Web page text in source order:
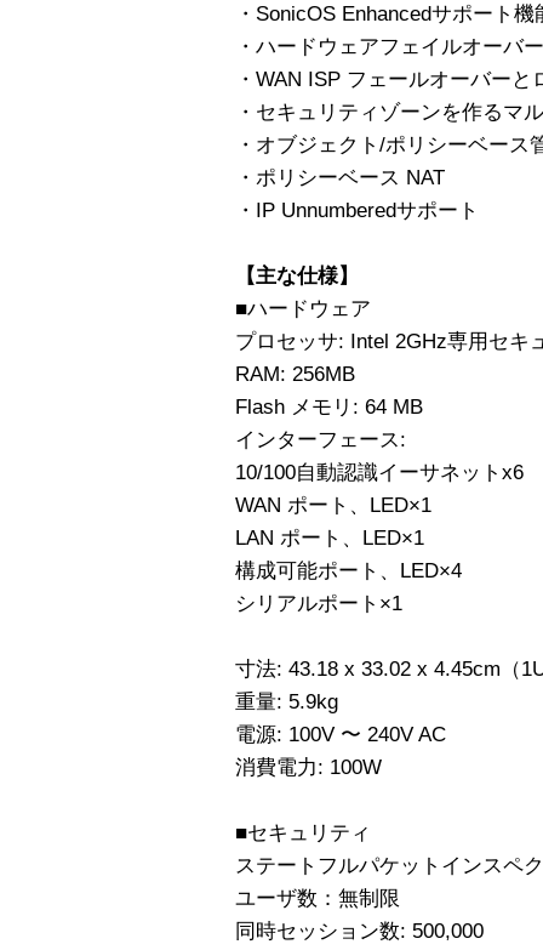
・SonicOS Enhancedサポート機
・ハードウェアフェイルオーバ
・WAN ISP フェールオーバー
・セキュリティゾーンを作るマ
・オブジェクト/ポリシーベース
・ポリシーベース NAT
・IP Unnumberedサポート
【主な仕様】
■ハードウェア
プロセッサ: Intel 2GHz専用セキ
RAM: 256MB
Flash メモリ: 64 MB
インターフェース:
10/100自動認識イーサネットx6
WAN ポート、LED×1
LAN ポート、LED×1
構成可能ポート、LED×4
シリアルポート×1
寸法: 43.18 x 33.02 x 4.45cm（
重量: 5.9kg
電源: 100V 〜 240V AC
消費電力: 100W
■セキュリティ
ステートフルパケットインスペ
ユーザ数：無制限
同時セッション数: 500,000